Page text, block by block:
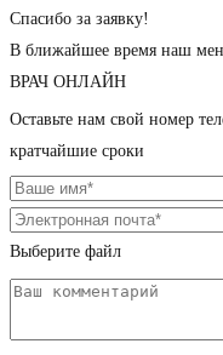
Cпасибо за заявку!
В ближайшее время наш
ВРАЧ ОНЛАЙН
Оставьте нам свой номер
кратчайшие сроки
Выберите файл
Загрузите снимок (jpeg, png; до 5 Мб)